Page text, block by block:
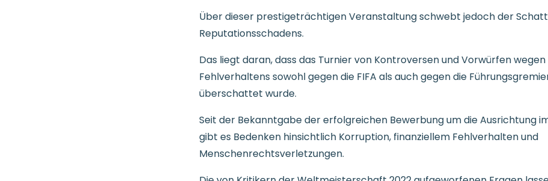
Über dieser prestigeträchtigen Veranstaltung schwebt jedoch der
Reputationsschadens.
Das liegt daran, dass das Turnier von Kontroversen und Vorwürfen wegen
Fehlverhaltens sowohl gegen die FIFA als auch gegen die
überschattet wurde.
Seit der Bekanntgabe der erfolgreichen Bewerbung um die Ausrichtung
gibt es Bedenken hinsichtlich Korruption, finanziellem Fehlverhalten und
Menschenrechtsverletzungen.